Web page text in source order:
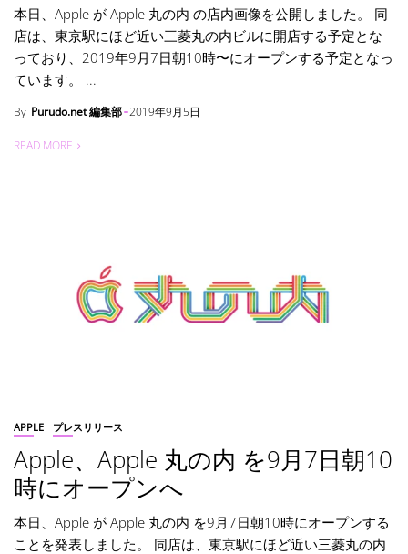
本日、Apple が Apple 丸の内 の店内画像を公開しました。 同
店は、東京駅にほど近い三菱丸の内ビルに開店する予定とな
っており、2019年9月7日朝10時〜にオープンする予定となっ
ています。 ...
By Purudo.net 編集部 2019年9月5日
READ MORE
APPLE プレスリリース
Apple、Apple 丸の内 を9月7日朝10
時にオープンへ
本日、Apple が Apple 丸の内 を9月7日朝10時にオープンする
ことを発表しました。 同店は、東京駅にほど近い三菱丸の内